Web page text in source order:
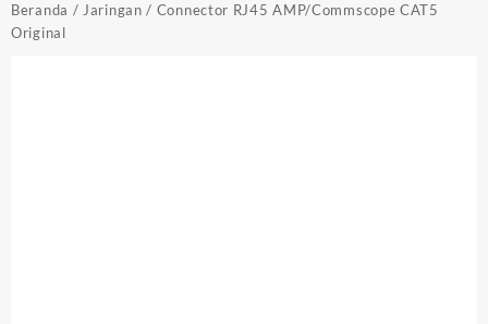
Beranda / Jaringan / Connector RJ45 AMP/Commscope CAT5
Original